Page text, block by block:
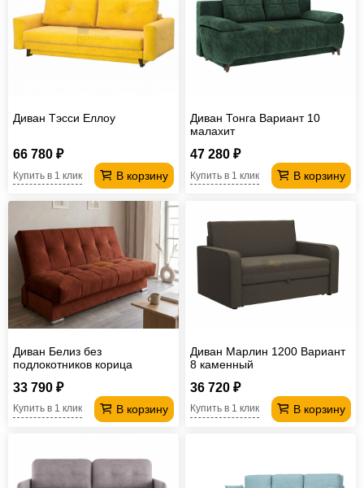
Диван Тэсси Еллоу
66 780 ₽
В корзину
Купить в 1 клик
Диван Тонга Вариант 10
малахит
47 280 ₽
В корзину
Купить в 1 клик
Диван Белиз без
подлокотников корица
33 790 ₽
В корзину
Купить в 1 клик
Диван Марлин 1200 Вариант
8 каменный
36 720 ₽
В корзину
Купить в 1 клик